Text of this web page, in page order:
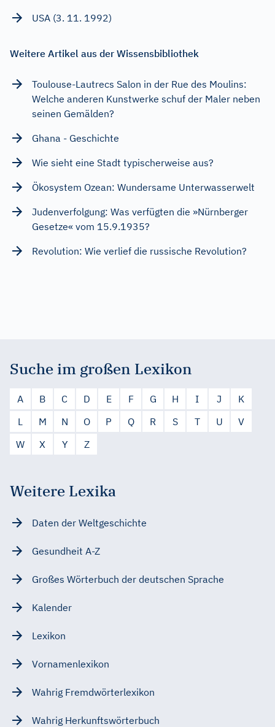
USA (3. 11. 1992)
Weitere Artikel aus der Wissensbibliothek
Toulouse-Lautrecs Salon in der Rue des Moulins:
Welche anderen Kunstwerke schuf der Maler neben
seinen Gemälden?
Ghana - Geschichte
Wie sieht eine Stadt typischerweise aus?
Ökosystem Ozean: Wundersame Unterwasserwelt
Judenverfolgung: Was verfügten die »Nürnberger
Gesetze« vom 15.9.1935?
Revolution: Wie verlief die russische Revolution?
Suche im großen Lexikon
A B C D E F G H I J
K
L
M N O P Q R S T U
V
W
X Y Z
Weitere Lexika
Daten der Weltgeschichte
Gesundheit A-Z
Großes Wörterbuch der deutschen Sprache
Kalender
Lexikon
Vornamenlexikon
Wahrig Fremdwörterlexikon
Wahrig Herkunftswörterbuch